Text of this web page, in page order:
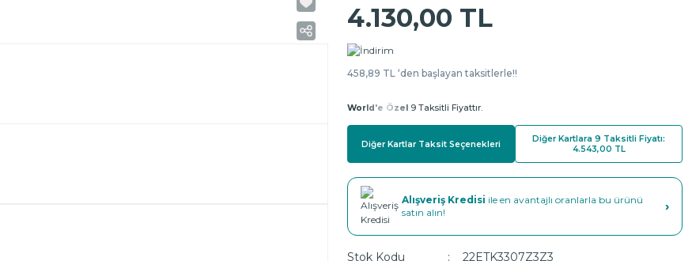
4.130,00 TL
458,89 TL ‘den başlayan taksitlerle!!
World'e Özel 9 Taksitli Fiyattır.
Diğer Kartlar Taksit Seçenekleri
Diğer Kartlara 9 Taksitli Fiyatı:
4.543,00 TL
Alışveriş Kredisi ile en avantajlı oranlarla bu ürünü
satın alın!
›
Stok Kodu
22ETK3307Z3Z3